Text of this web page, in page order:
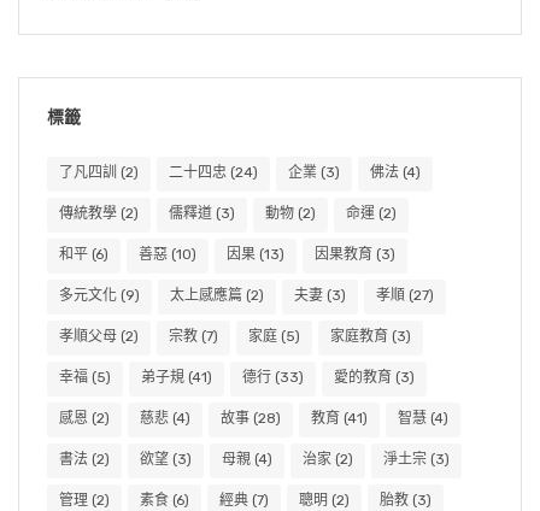
標籤
了凡四訓 (2) 二十四忠 (24) 企業 (3) 佛法 (4)
傳統教學 (2) 儒釋道 (3) 動物 (2) 命運 (2)
和平 (6) 善惡 (10) 因果 (13) 因果教育 (3)
多元文化 (9) 太上感應篇 (2) 夫妻 (3) 孝順 (27)
孝順父母 (2) 宗教 (7) 家庭 (5) 家庭教育 (3)
幸福 (5) 弟子規 (41) 德行 (33) 愛的教育 (3)
感恩 (2) 慈悲 (4) 故事 (28) 教育 (41) 智慧 (4)
書法 (2) 欲望 (3) 母親 (4) 治家 (2) 淨土宗 (3)
管理 (2) 素食 (6) 經典 (7) 聰明 (2) 胎教 (3)